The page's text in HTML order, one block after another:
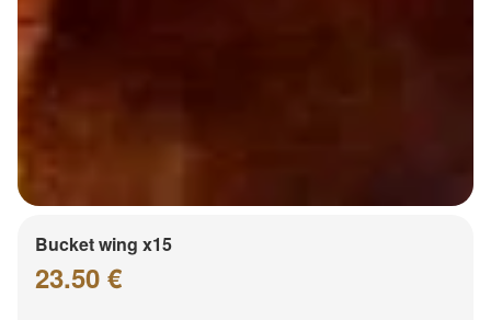
Bucket wing x15
23.50 €